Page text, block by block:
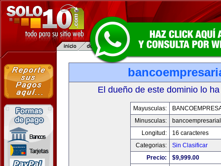
El dueño de este dominio lo
Mayusculas:
Minusculas:
Longitud:
16 caracteres
Categorias:
Sin Clasificar
Precio:
$9,999.00